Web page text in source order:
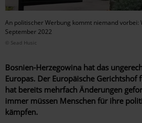
An politischer Werbung kommt niemand vorbei:
September 2022
© Sead Husic
Bosnien-Herzegowina hat das
Europas. Der Europäische Gerichtshof
hat bereits mehrfach Änderungen
immer müssen Menschen für ihre
kämpfen.